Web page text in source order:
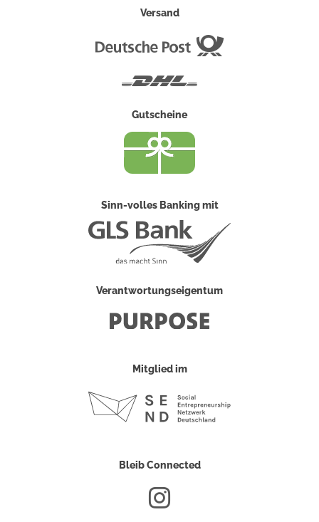
Versand
Gutscheine
Sinn-volles Banking mit
Verantwortungseigentum
Mitglied im
Bleib Connected